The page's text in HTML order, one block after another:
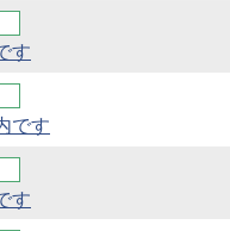
す
です
す